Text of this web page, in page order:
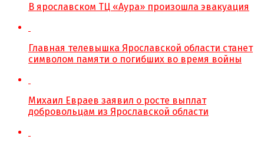
В ярославском ТЦ «Аура» произошла эвакуация
Главная телевышка Ярославской области станет
символом памяти о погибших во время войны
Михаил Евраев заявил о росте выплат
добровольцам из Ярославской области